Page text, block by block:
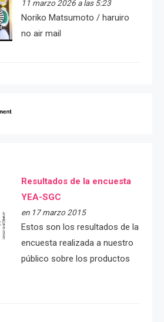
11 marzo 2026 a las 5:23
Noriko Matsumoto / haruiro
no air mail
Resultados de la encuesta
YEA-SGC
en 17 marzo 2015
Estos son los resultados de la
encuesta realizada a nuestro
público sobre los productos